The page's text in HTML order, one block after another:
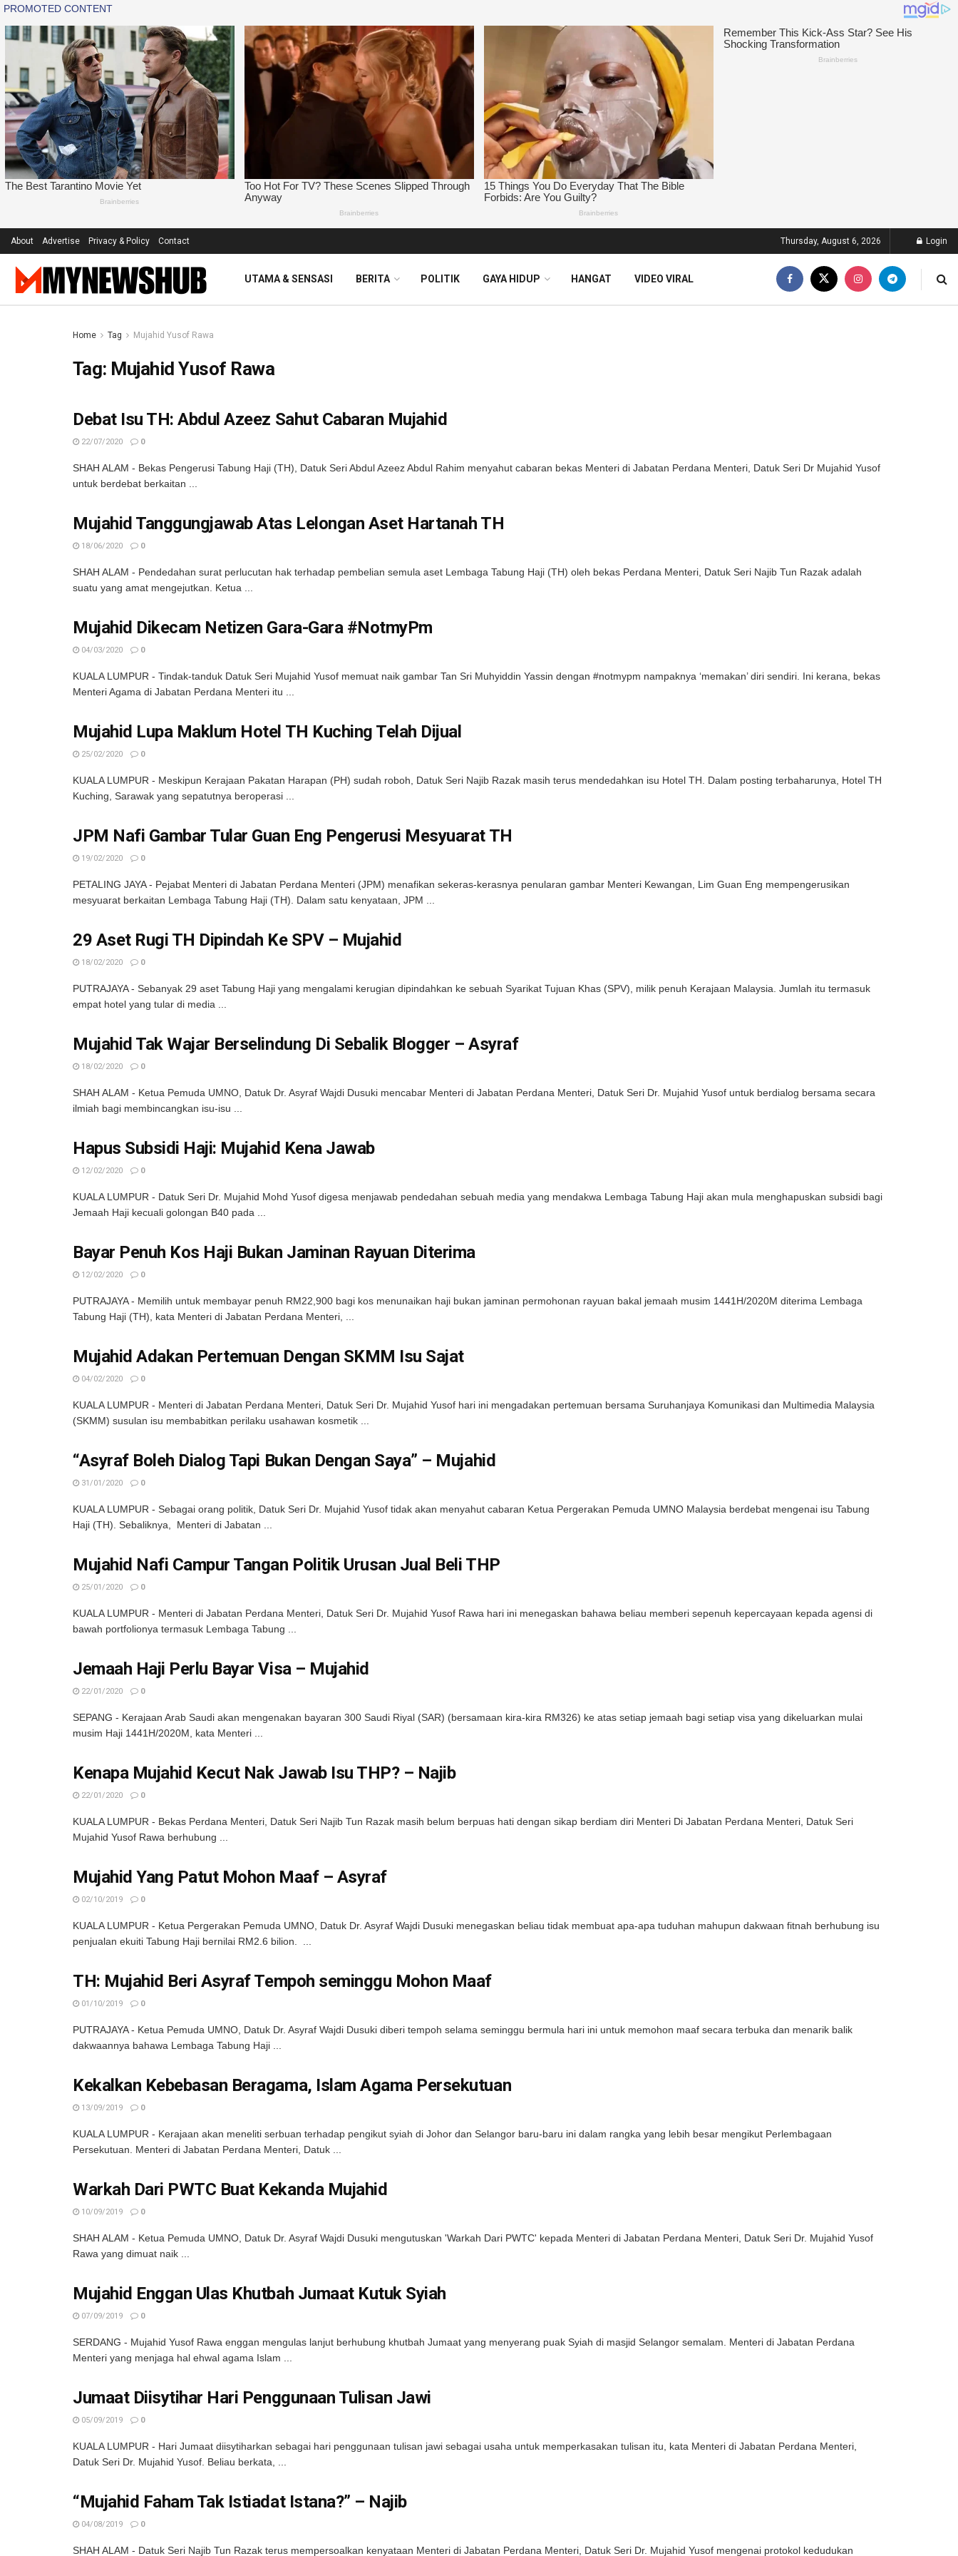
About Advertise Privacy & Policy Contact Thursday, August 6, 2026 Login
UTAMA & SENSASI BERITA POLITIK GAYA HIDUP HANGAT VIDEO VIRAL
Home Tag Mujahid Yusof Rawa
Tag: Mujahid Yusof Rawa
Debat Isu TH: Abdul Azeez Sahut Cabaran Mujahid
22/07/2020 0
SHAH ALAM - Bekas Pengerusi Tabung Haji (TH), Datuk Seri Abdul Azeez Abdul Rahim menyahut cabaran bekas Menteri di Jabatan Perdana Menteri, Datuk Seri Dr Mujahid Yusof
untuk berdebat berkaitan ...
Mujahid Tanggungjawab Atas Lelongan Aset Hartanah TH
18/06/2020 0
SHAH ALAM - Pendedahan surat perlucutan hak terhadap pembelian semula aset Lembaga Tabung Haji (TH) oleh bekas Perdana Menteri, Datuk Seri Najib Tun Razak adalah
suatu yang amat mengejutkan. Ketua ...
Mujahid Dikecam Netizen Gara-Gara #NotmyPm
04/03/2020 0
KUALA LUMPUR - Tindak-tanduk Datuk Seri Mujahid Yusof memuat naik gambar Tan Sri Muhyiddin Yassin dengan #notmypm nampaknya ‘memakan’ diri sendiri. Ini kerana, bekas
Menteri Agama di Jabatan Perdana Menteri itu ...
Mujahid Lupa Maklum Hotel TH Kuching Telah Dijual
25/02/2020 0
KUALA LUMPUR - Meskipun Kerajaan Pakatan Harapan (PH) sudah roboh, Datuk Seri Najib Razak masih terus mendedahkan isu Hotel TH. Dalam posting terbaharunya, Hotel TH
Kuching, Sarawak yang sepatutnya beroperasi ...
JPM Nafi Gambar Tular Guan Eng Pengerusi Mesyuarat TH
19/02/2020 0
PETALING JAYA - Pejabat Menteri di Jabatan Perdana Menteri (JPM) menafikan sekeras-kerasnya penularan gambar Menteri Kewangan, Lim Guan Eng mempengerusikan
mesyuarat berkaitan Lembaga Tabung Haji (TH). Dalam satu kenyataan, JPM ...
29 Aset Rugi TH Dipindah Ke SPV – Mujahid
18/02/2020 0
PUTRAJAYA - Sebanyak 29 aset Tabung Haji yang mengalami kerugian dipindahkan ke sebuah Syarikat Tujuan Khas (SPV), milik penuh Kerajaan Malaysia. Jumlah itu termasuk
empat hotel yang tular di media ...
Mujahid Tak Wajar Berselindung Di Sebalik Blogger – Asyraf
18/02/2020 0
SHAH ALAM - Ketua Pemuda UMNO, Datuk Dr. Asyraf Wajdi Dusuki mencabar Menteri di Jabatan Perdana Menteri, Datuk Seri Dr. Mujahid Yusof untuk berdialog bersama secara
ilmiah bagi membincangkan isu-isu ...
Hapus Subsidi Haji: Mujahid Kena Jawab
12/02/2020 0
KUALA LUMPUR - Datuk Seri Dr. Mujahid Mohd Yusof digesa menjawab pendedahan sebuah media yang mendakwa Lembaga Tabung Haji akan mula menghapuskan subsidi bagi
Jemaah Haji kecuali golongan B40 pada ...
Bayar Penuh Kos Haji Bukan Jaminan Rayuan Diterima
12/02/2020 0
PUTRAJAYA - Memilih untuk membayar penuh RM22,900 bagi kos menunaikan haji bukan jaminan permohonan rayuan bakal jemaah musim 1441H/2020M diterima Lembaga
Tabung Haji (TH), kata Menteri di Jabatan Perdana Menteri, ...
Mujahid Adakan Pertemuan Dengan SKMM Isu Sajat
04/02/2020 0
KUALA LUMPUR - Menteri di Jabatan Perdana Menteri, Datuk Seri Dr. Mujahid Yusof hari ini mengadakan pertemuan bersama Suruhanjaya Komunikasi dan Multimedia Malaysia
(SKMM) susulan isu membabitkan perilaku usahawan kosmetik ...
“Asyraf Boleh Dialog Tapi Bukan Dengan Saya” – Mujahid
31/01/2020 0
KUALA LUMPUR - Sebagai orang politik, Datuk Seri Dr. Mujahid Yusof tidak akan menyahut cabaran Ketua Pergerakan Pemuda UMNO Malaysia berdebat mengenai isu Tabung
Haji (TH). Sebaliknya, Menteri di Jabatan ...
Mujahid Nafi Campur Tangan Politik Urusan Jual Beli THP
25/01/2020 0
KUALA LUMPUR - Menteri di Jabatan Perdana Menteri, Datuk Seri Dr. Mujahid Yusof Rawa hari ini menegaskan bahawa beliau memberi sepenuh kepercayaan kepada agensi di
bawah portfolionya termasuk Lembaga Tabung ...
Jemaah Haji Perlu Bayar Visa – Mujahid
22/01/2020 0
SEPANG - Kerajaan Arab Saudi akan mengenakan bayaran 300 Saudi Riyal (SAR) (bersamaan kira-kira RM326) ke atas setiap jemaah bagi setiap visa yang dikeluarkan mulai
musim Haji 1441H/2020M, kata Menteri ...
Kenapa Mujahid Kecut Nak Jawab Isu THP? – Najib
22/01/2020 0
KUALA LUMPUR - Bekas Perdana Menteri, Datuk Seri Najib Tun Razak masih belum berpuas hati dengan sikap berdiam diri Menteri Di Jabatan Perdana Menteri, Datuk Seri
Mujahid Yusof Rawa berhubung ...
Mujahid Yang Patut Mohon Maaf – Asyraf
02/10/2019 0
KUALA LUMPUR - Ketua Pergerakan Pemuda UMNO, Datuk Dr. Asyraf Wajdi Dusuki menegaskan beliau tidak membuat apa-apa tuduhan mahupun dakwaan fitnah berhubung isu
penjualan ekuiti Tabung Haji bernilai RM2.6 bilion. ...
TH: Mujahid Beri Asyraf Tempoh seminggu Mohon Maaf
01/10/2019 0
PUTRAJAYA - Ketua Pemuda UMNO, Datuk Dr. Asyraf Wajdi Dusuki diberi tempoh selama seminggu bermula hari ini untuk memohon maaf secara terbuka dan menarik balik
dakwaannya bahawa Lembaga Tabung Haji ...
Kekalkan Kebebasan Beragama, Islam Agama Persekutuan
13/09/2019 0
KUALA LUMPUR - Kerajaan akan meneliti serbuan terhadap pengikut syiah di Johor dan Selangor baru-baru ini dalam rangka yang lebih besar mengikut Perlembagaan
Persekutuan. Menteri di Jabatan Perdana Menteri, Datuk ...
Warkah Dari PWTC Buat Kekanda Mujahid
10/09/2019 0
SHAH ALAM - Ketua Pemuda UMNO, Datuk Dr. Asyraf Wajdi Dusuki mengutuskan 'Warkah Dari PWTC' kepada Menteri di Jabatan Perdana Menteri, Datuk Seri Dr. Mujahid Yusof
Rawa yang dimuat naik ...
Mujahid Enggan Ulas Khutbah Jumaat Kutuk Syiah
07/09/2019 0
SERDANG - Mujahid Yusof Rawa enggan mengulas lanjut berhubung khutbah Jumaat yang menyerang puak Syiah di masjid Selangor semalam. Menteri di Jabatan Perdana
Menteri yang menjaga hal ehwal agama Islam ...
Jumaat Diisytihar Hari Penggunaan Tulisan Jawi
05/09/2019 0
KUALA LUMPUR - Hari Jumaat diisytiharkan sebagai hari penggunaan tulisan jawi sebagai usaha untuk memperkasakan tulisan itu, kata Menteri di Jabatan Perdana Menteri,
Datuk Seri Dr. Mujahid Yusof. Beliau berkata, ...
“Mujahid Faham Tak Istiadat Istana?” – Najib
04/08/2019 0
SHAH ALAM - Datuk Seri Najib Tun Razak terus mempersoalkan kenyataan Menteri di Jabatan Perdana Menteri, Datuk Seri Dr. Mujahid Yusof mengenai protokol kedudukan